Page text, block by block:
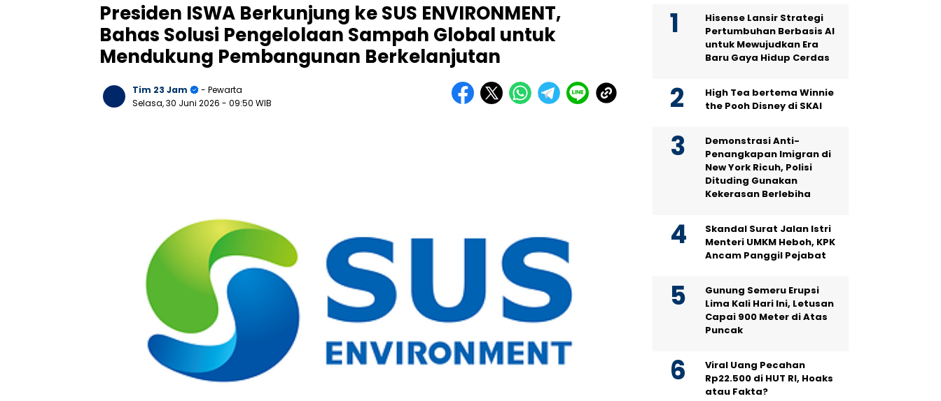
Presiden ISWA Berkunjung ke SUS ENVIRONMENT,
Bahas Solusi Pengelolaan Sampah Global untuk
Mendukung Pembangunan Berkelanjutan
Tim 23 Jam
- Pewarta
Selasa, 30 Juni 2026 - 09:50 WIB
Hisense Lansir Strategi
Pertumbuhan Berbasis AI
untuk Mewujudkan Era
Baru Gaya Hidup Cerdas
High Tea bertema Winnie
the Pooh Disney di SKAI
Demonstrasi Anti-
Penangkapan Imigran di
New York Ricuh, Polisi
Dituding Gunakan
Kekerasan Berlebiha
Skandal Surat Jalan Istri
Menteri UMKM Heboh, KPK
Ancam Panggil Pejabat
Gunung Semeru Erupsi
Lima Kali Hari Ini, Letusan
Capai 900 Meter di Atas
Puncak
Viral Uang Pecahan
Rp22.500 di HUT RI, Hoaks
atau Fakta?